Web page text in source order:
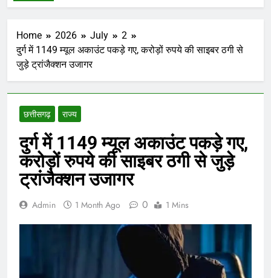
Home 2026 July
2
दुर्ग में 1149 म्यूल अकाउंट पकड़े गए, करोड़ों रुपये की साइबर ठगी से
जुड़े ट्रांजैक्शन उजागर
छत्तीसगढ़ राज्य
दुर्ग में 1149 म्यूल अकाउंट पकड़े गए,
करोड़ों रुपये की साइबर ठगी से जुड़े
ट्रांजैक्शन उजागर
Admin 1 Month Ago 0 1 Mins